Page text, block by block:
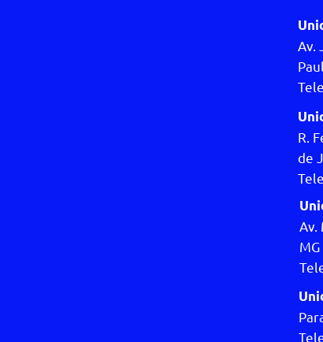
Av.
R.
de
Av.
MG